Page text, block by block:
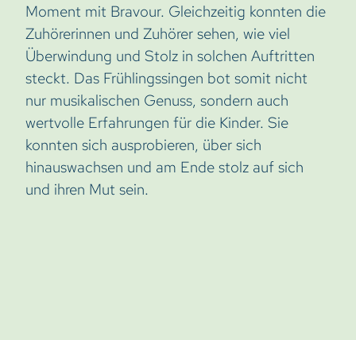
Moment mit Bravour. Gleichzeitig konnten die
Zuhörerinnen und Zuhörer sehen, wie viel
Überwindung und Stolz in solchen Auftritten
steckt. Das Frühlingssingen bot somit nicht
nur musikalischen Genuss, sondern auch
wertvolle Erfahrungen für die Kinder. Sie
konnten sich ausprobieren, über sich
hinauswachsen und am Ende stolz auf sich
und ihren Mut sein.